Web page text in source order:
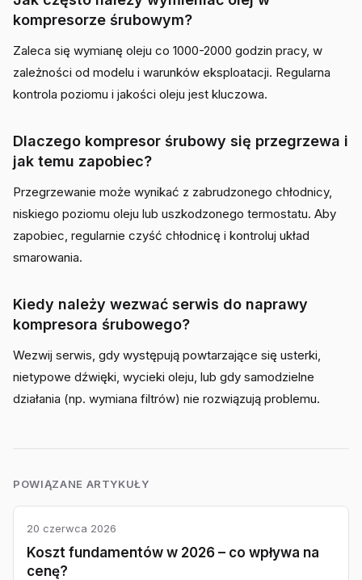
kompresorze śrubowym?
Zaleca się wymianę oleju co 1000-2000 godzin pracy, w
zależności od modelu i warunków eksploatacji. Regularna
kontrola poziomu i jakości oleju jest kluczowa.
Dlaczego kompresor śrubowy się przegrzewa i
jak temu zapobiec?
Przegrzewanie może wynikać z zabrudzonego chłodnicy,
niskiego poziomu oleju lub uszkodzonego termostatu. Aby
zapobiec, regularnie czyść chłodnicę i kontroluj układ
smarowania.
Kiedy należy wezwać serwis do naprawy
kompresora śrubowego?
Wezwij serwis, gdy występują powtarzające się usterki,
nietypowe dźwięki, wycieki oleju, lub gdy samodzielne
działania (np. wymiana filtrów) nie rozwiązują problemu.
POWIĄZANE ARTYKUŁY
20 czerwca 2026
Koszt fundamentów w 2026 – co wpływa na
cenę?